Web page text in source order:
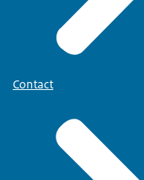
Contact